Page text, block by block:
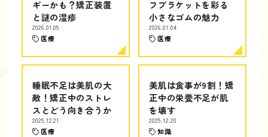
ギーかも？矯正装置
と謎の湿疹
2026.01.05
医療
フブラケットを彩る
小さなゴムの魅力
2026.01.04
医療
睡眠不足は美肌の大
敵！矯正中のストレ
スとどう向き合うか
2025.12.21
医療
美肌は食事が9割！矯
正中の栄養不足が肌
を壊す
2025.12.20
知識